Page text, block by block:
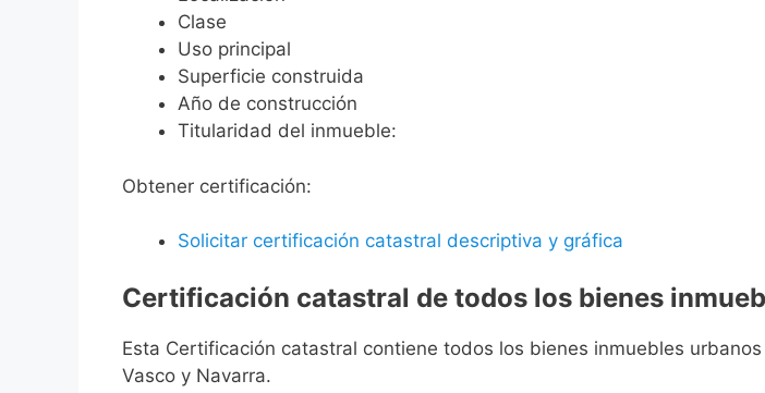
Clase
Uso principal
Superficie construida
Año de construcción
Titularidad del inmueble:
Obtener certificación:
Solicitar certificación catastral descriptiva y gráfica
Certificación catastral de todos los bienes
Esta Certificación catastral contiene todos los bienes inmuebles
Vasco y Navarra.